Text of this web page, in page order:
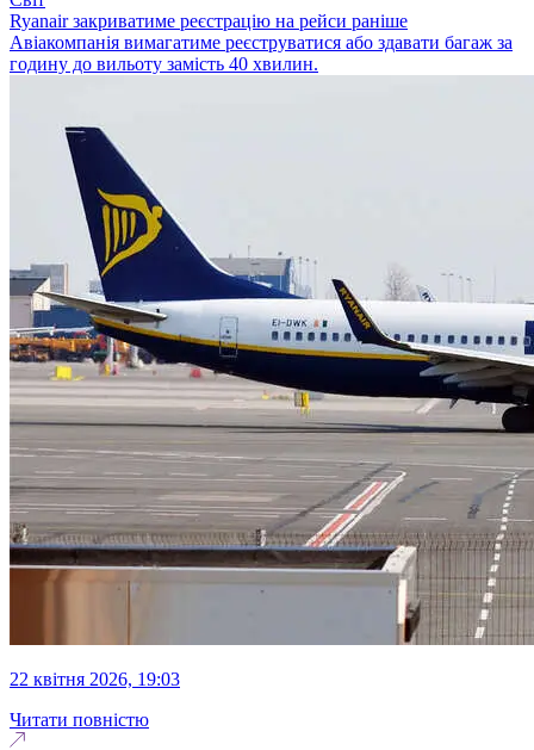
Ryanair закриватиме реєстрацію на рейси раніше
Авіакомпанія вимагатиме реєструватися або здавати багаж за
годину до вильоту замість 40 хвилин.
22 квітня 2026, 19:03
Читати повністю